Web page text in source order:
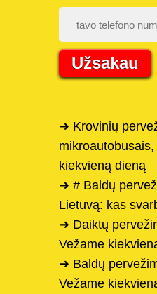
Užsakau
➜ Krovinių
kiekvieną dieną
➜ # Baldų
Lietuvą: kas
➜ Daiktų
Vežame
➜ Baldų
Vežame